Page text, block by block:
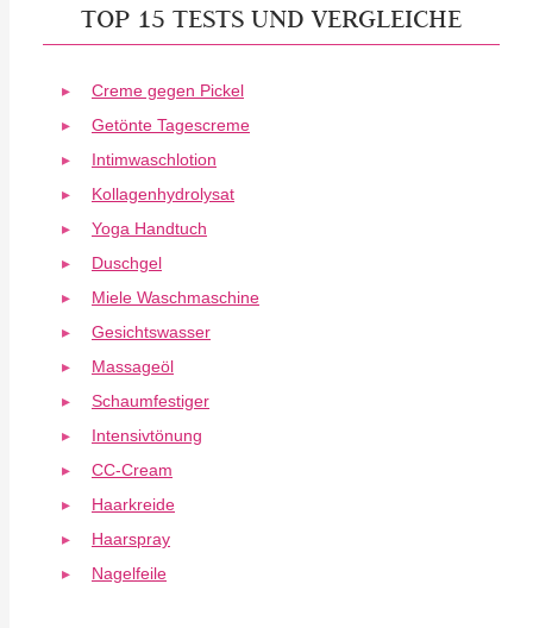
TOP 15 TESTS UND VERGLEICHE
Creme gegen Pickel
Getönte Tagescreme
Intimwaschlotion
Kollagenhydrolysat
Yoga Handtuch
Duschgel
Miele Waschmaschine
Gesichtswasser
Massageöl
Schaumfestiger
Intensivtönung
CC-Cream
Haarkreide
Haarspray
Nagelfeile